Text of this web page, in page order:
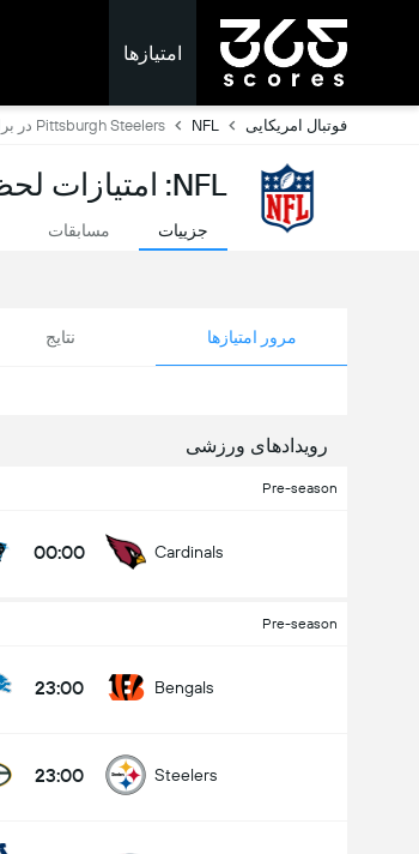
امتیازها
فوتبال امریکایی NFL Pittsburgh Steelers در برابر Baltimore Ravens
NFL: امتیازات لحظه ای
جزییات مسابقات
مرور امتیازها نتایج
رویدادهای ورزشی
Pre-season
Cardinals
00:00
Pre-season
Bengals
23:00
Steelers
23:00